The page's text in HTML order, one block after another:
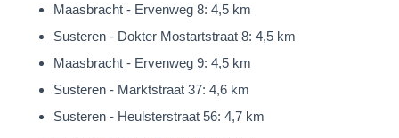
De villa is in 1957 op zeer degelijke wijze en met enkel
hoogwaardige materialen gebouwd en de eigenaren hebben
het pand altijd met veel liefde en zorg onderhouden. De woning
is uitgevoerd met gemetselde niet geïsoleerde spouwmuren,
betonnen vloerconstructies en de platte daken zijn voorzien
Maasbracht - Ervenweg 8: 4,5 km
Susteren - Dokter Mostartstraat 8: 4,5 km
Maasbracht - Ervenweg 9: 4,5 km
Susteren - Marktstraat 37: 4,6 km
Susteren - Heulsterstraat 56: 4,7 km